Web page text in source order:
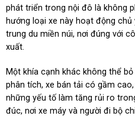
phát triển trong nội đô là không
hướng loại xe này hoạt động
trung du miền núi, nơi đúng với
xuất.
Một khía cạnh khác không thể
phân tích, xe bán tải có gầm
những yếu tố làm tăng rủi ro
đúc, nơi xe máy và người đi bộ